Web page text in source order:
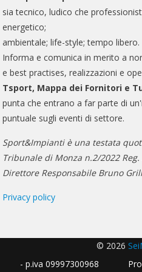
sia tecnico, ludico che
energetico;
ambientale; life-style; tempo libero.
Informa e comunica in merito a
e best practises, realizzazioni e
Tsport, Mappa dei Fornitori e
punta che entrano a far parte di
puntuale sugli eventi di settore.
Sport&Impianti è una testata
Tribunale di Monza n.2/2022
Direttore Responsabile Bruno
Privacy policy
© 2026
- p.iva 09997300968